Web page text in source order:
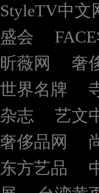
StyleTV中文
盛会
昕薇网
奢
世界名牌
杂志
艺文
奢侈品网
东方艺品